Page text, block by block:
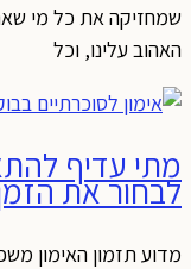
שמחזיקה את כל מי
האהוב עלינו, וכל
מתי עדיף
לבחור את
מדוע תזמון האימון